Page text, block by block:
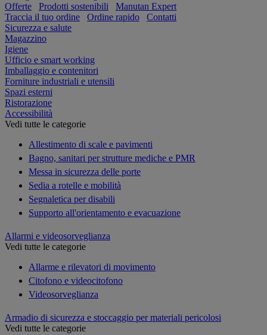
Offerte Prodotti sostenibili
Manutan Expert
Traccia il tuo ordine
Ordine rapido
Contatti
Sicurezza e salute
Magazzino
Igiene
Ufficio e smart working
Imballaggio e contenitori
Forniture industriali e utensili
Spazi esterni
Ristorazione
Accessibilità
Vedi tutte le categorie
Allestimento di scale e pavimenti
Bagno, sanitari per strutture mediche e PMR
Messa in sicurezza delle porte
Sedia a rotelle e mobilità
Segnaletica per disabili
Supporto all'orientamento e evacuazione
Allarmi e videosorveglianza
Vedi tutte le categorie
Allarme e rilevatori di movimento
Citofono e videocitofono
Videosorveglianza
Armadio di sicurezza e stoccaggio per materiali pericolosi
Vedi tutte le categorie